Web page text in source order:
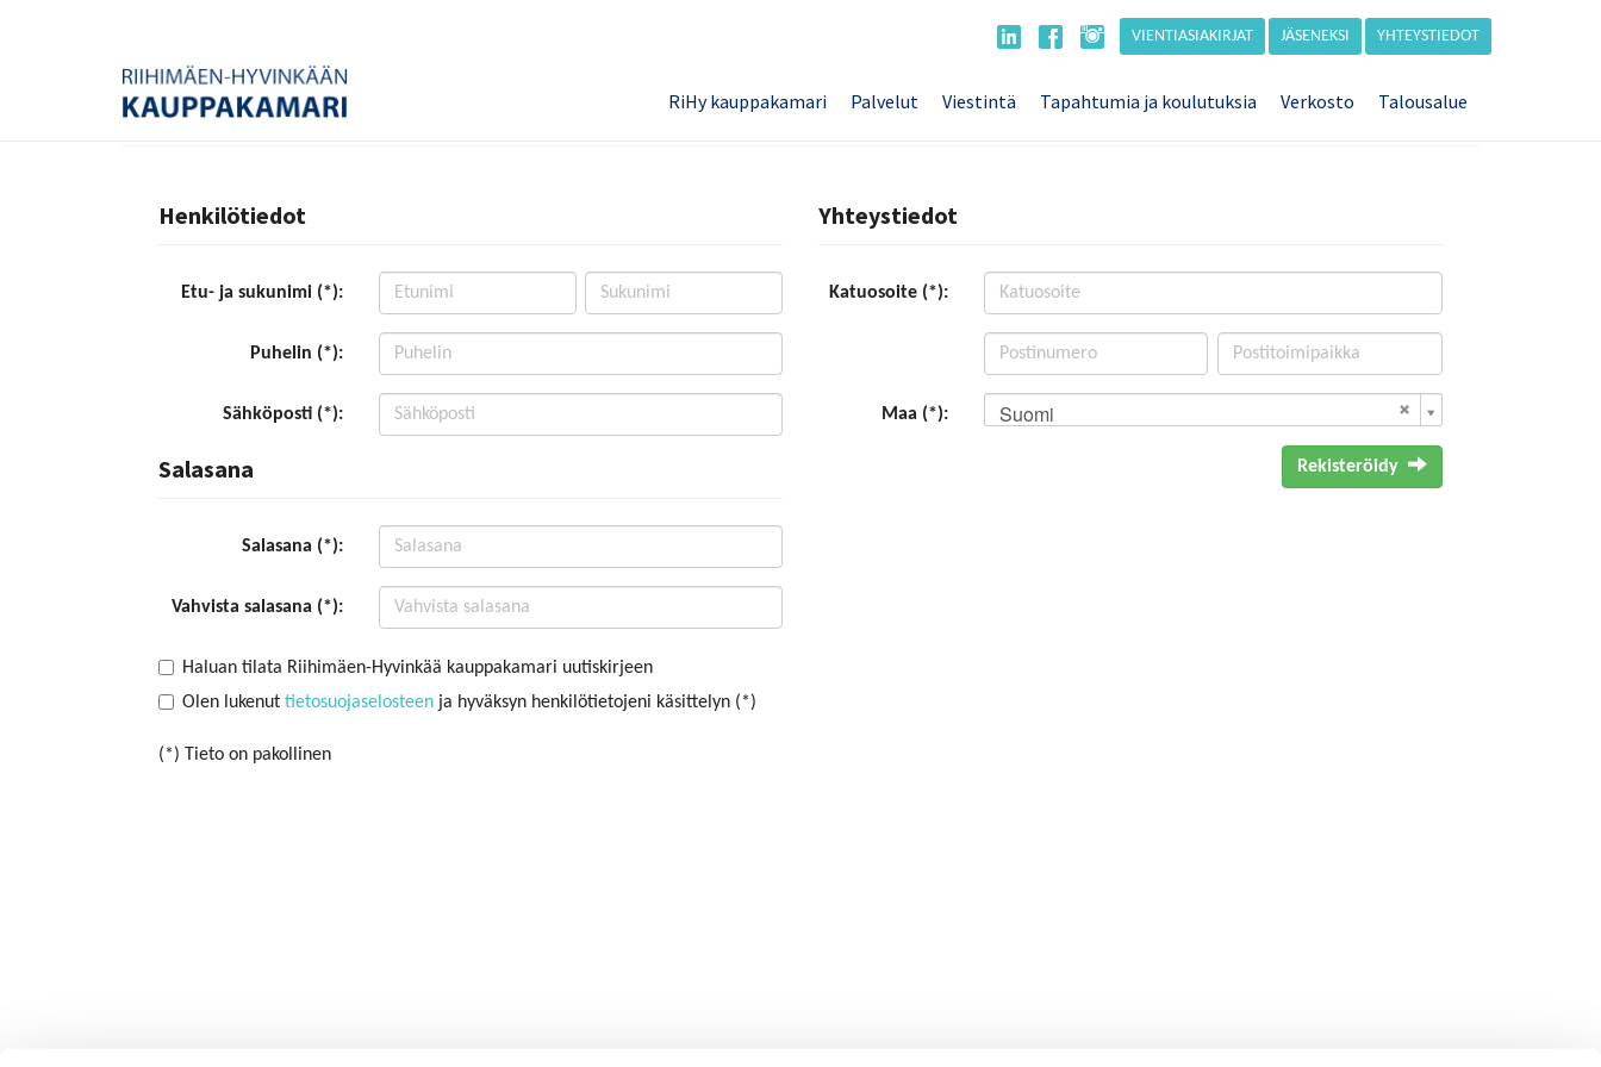
VIENTIASIAKIRJAT JÄSENEKSI YHTEYSTIEDOT
RiHy kauppakamari Palvelut Viestintä Tapahtumia ja koulutuksia Verkosto Talousalue
Henkilötiedot
Etu- ja sukunimi (*):
Puhelin (*):
Sähköposti (*):
Salasana
Salasana (*):
Vahvista salasana (*):
Yhteystiedot
Katuosoite (*):
Maa (*): Suomi
Rekisteröidy
Haluan tilata Riihimäen-Hyvinkää kauppakamari uutiskirjeen
Olen lukenut tietosuojaselosteen ja hyväksyn henkilötietojeni käsittelyn (*)
(*) Tieto on pakollinen